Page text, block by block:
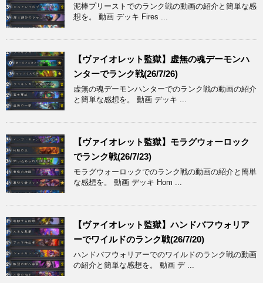
泥棒プリーストでのランク戦の動画の紹介と簡単な感
想を。 動画 デッキ Fires ...
【ヴァイオレット監獄】虚無の魂デーモンハ
ンターでランク戦(26/7/26)
虚無の魂デーモンハンターでのランク戦の動画の紹介
と簡単な感想を。 動画 デッキ ...
【ヴァイオレット監獄】モラグウォーロック
でランク戦(26/7/23)
モラグウォーロックでのランク戦の動画の紹介と簡単
な感想を。 動画 デッキ Hom ...
【ヴァイオレット監獄】ハンドバフウォリア
ーでワイルドのランク戦(26/7/20)
ハンドバフウォリアーでのワイルドのランク戦の動画
の紹介と簡単な感想を。 動画 デ ...